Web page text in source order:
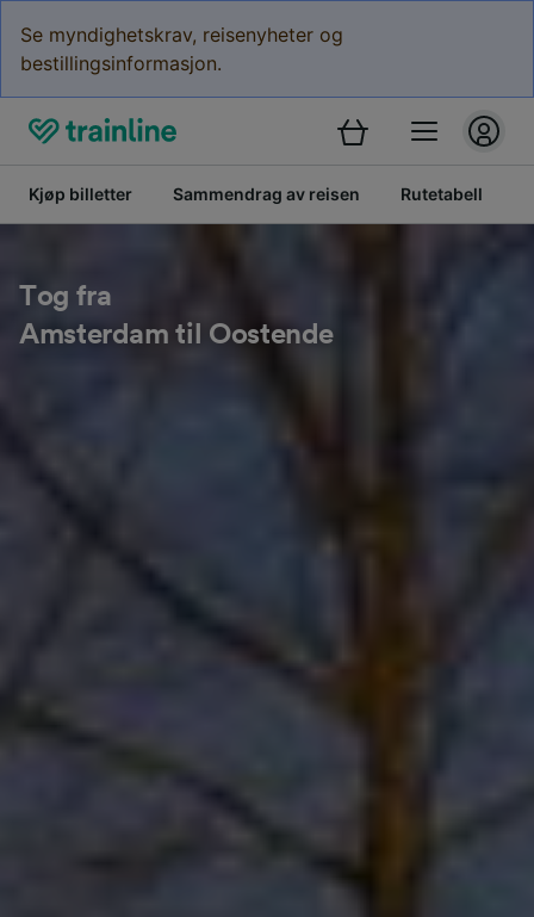
Se myndighetskrav, reisenyheter og
bestillingsinformasjon.
Kjøp billetter Sammendrag av reisen Rutetabell
Tog fra
Amsterdam til Oostende